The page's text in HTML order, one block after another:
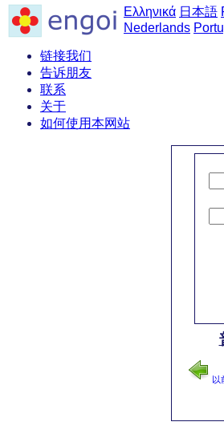
Ελληνικά 日本語
Nederlands
链接我们
告诉朋友
联系
关于
如何使用本网站
以